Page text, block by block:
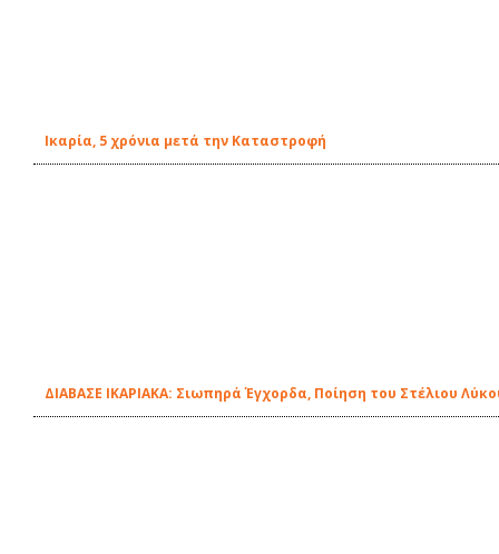
Ικαρία, 5 χρόνια μετά την Καταστροφή
ΔΙΑΒΑΣΕ ΙΚΑΡΙΑΚΑ: Σιωπηρά Έγχορδα, Ποίηση του Στέλιου